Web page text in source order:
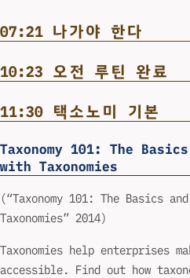
07:21 나가야 한다
10:23 오전 루틴 완료
11:30 택소노미 기본
Taxonomy 101: The
with Taxonomies
(“Taxonomy 101: The Basics
Taxonomies” 2014)
Taxonomies help enterprises
accessible. Find out how